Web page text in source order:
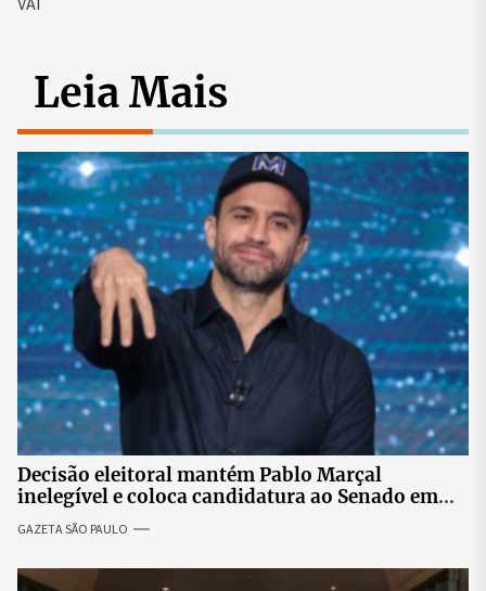
Leia Mais
Decisão eleitoral mantém Pablo Marçal
inelegível e coloca candidatura ao Senado em
GAZETA SÃO PAULO